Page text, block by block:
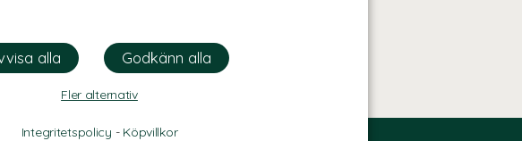
Fler alternativ
Integritetspolicy - Köpvillkor